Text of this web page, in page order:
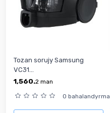
Tozan sorujy Samsung
VC31...
1,560.2 man
0 bahalandyrma